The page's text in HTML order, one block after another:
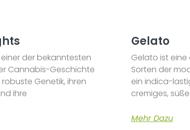
der bekanntesten
Cannabis-Geschichte
Genetik, ihren
ihre
Gelato
Gelato ist
Sorten der
ein indica-
cremiges,
Mehr Dazu